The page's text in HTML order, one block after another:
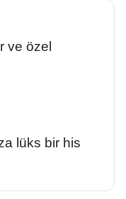
ve özel
lüks bir his